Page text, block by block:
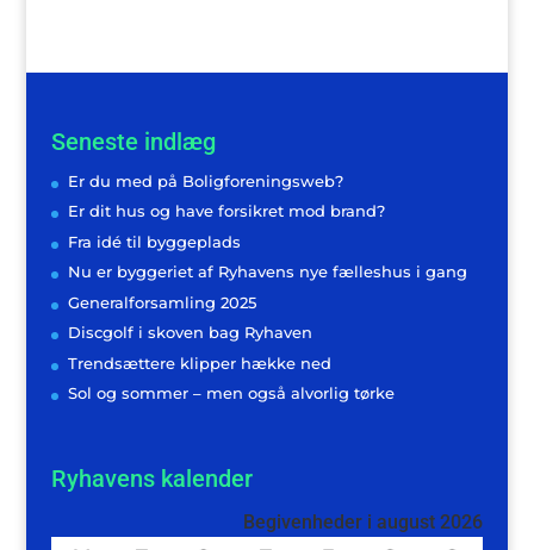
Seneste indlæg
Er du med på Boligforeningsweb?
Er dit hus og have forsikret mod brand?
Fra idé til byggeplads
Nu er byggeriet af Ryhavens nye fælleshus i gang
Generalforsamling 2025
Discgolf i skoven bag Ryhaven
Trendsættere klipper hække ned
Sol og sommer – men også alvorlig tørke
Ryhavens kalender
Begivenheder i august 2026